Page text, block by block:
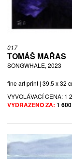
017
TOMÁŠ MAŘAS
SONGWHALE, 2023
fine art print | 39,5 x 32
VYVOLÁVACÍ CENA: 1
VYDRAŽENO ZA: 1